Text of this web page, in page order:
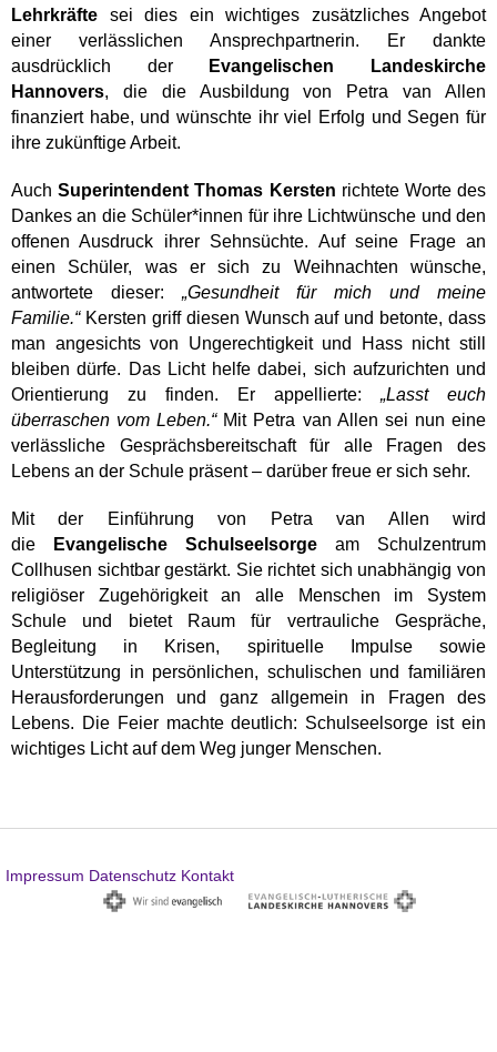
Lehrkräfte sei dies ein wichtiges zusätzliches Angebot
einer verlässlichen Ansprechpartnerin. Er dankte
ausdrücklich der
Evangelischen Landeskirche
Hannovers, die die Ausbildung von Petra van Allen
finanziert habe, und wünschte ihr viel Erfolg und Segen für
ihre zukünftige Arbeit.
AuchSuperintendent Thomas Kersten richtete Worte des
Dankes an die Schüler*innen für ihre Lichtwünsche und den
offenen Ausdruck ihrer Sehnsüchte. Auf seine Frage an
einen Schüler, was er sich zu Weihnachten wünsche,
antwortete dieser: „Gesundheit für mich und meine
Familie.“Kersten griff diesen Wunsch auf und betonte, dass
man angesichts von Ungerechtigkeit und Hass nicht still
bleiben dürfe. Das Licht helfe dabei, sich aufzurichten und
Orientierung zu finden. Er appellierte: „Lasst euch
überraschen vom Leben.“Mit Petra van Allen sei nun eine
verlässliche Gesprächsbereitschaft für alle Fragen des
Lebens an der Schule präsent – darüber freue er sich sehr.
Mit der Einführung von Petra van Allen wird
die
Evangelische Schulseelsorge am Schulzentrum
Collhusen sichtbar gestärkt. Sie richtet sich unabhängig von
religiöser Zugehörigkeit an alle Menschen im System
Schule und bietet Raum für vertrauliche Gespräche,
Begleitung in Krisen, spirituelle Impulse sowie
Unterstützung in persönlichen, schulischen und familiären
Herausforderungen und ganz allgemein in Fragen des
Lebens. Die Feier machte deutlich: Schulseelsorge ist ein
wichtiges Licht auf dem Weg junger Menschen.
Impressum Datenschutz Kontakt